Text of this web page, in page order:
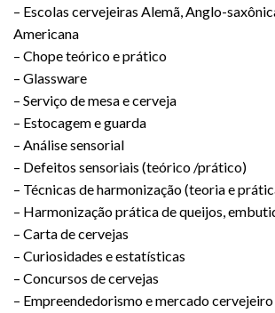
– Escolas cervejeiras Alemã, Anglo-
Americana
– Chope teórico e prático
– Glassware
– Serviço de mesa e cerveja
– Estocagem e guarda
– Análise sensorial
– Defeitos sensoriais (teórico /prático)
– Técnicas de harmonização (teoria e
– Harmonização prática de queijos,
– Carta de cervejas
– Curiosidades e estatísticas
– Concursos de cervejas
– Empreendedorismo e mercado cervejeiro